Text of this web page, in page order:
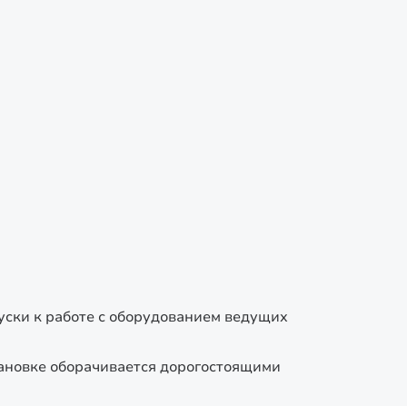
к работе с оборудованием ведущих
оборачивается дорогостоящими